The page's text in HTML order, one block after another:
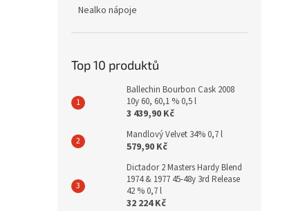
Nealko nápoje
Top 10 produktů
Ballechin Bourbon Cask 2008
10y 60, 60,1 % 0,5 l
3 439,90 Kč
Mandlový Velvet 34% 0,7 l
579,90 Kč
Dictador 2 Masters Hardy Blend
1974 & 1977 45-48y 3rd Release
42 % 0,7 l
32 224 Kč